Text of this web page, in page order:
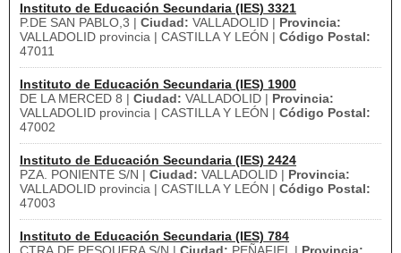
Instituto de Educación Secundaria (IES) 3321
P.DE SAN PABLO,3 | Ciudad: VALLADOLID | Provincia:
VALLADOLID provincia | CASTILLA Y LEÓN | Código Postal:
47011
Instituto de Educación Secundaria (IES) 1900
DE LA MERCED 8 | Ciudad: VALLADOLID | Provincia:
VALLADOLID provincia | CASTILLA Y LEÓN | Código Postal:
47002
Instituto de Educación Secundaria (IES) 2424
PZA. PONIENTE S/N | Ciudad: VALLADOLID | Provincia:
VALLADOLID provincia | CASTILLA Y LEÓN | Código Postal:
47003
Instituto de Educación Secundaria (IES) 784